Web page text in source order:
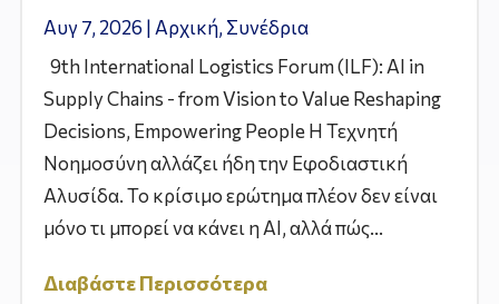
Αυγ 7, 2026 | Αρχική, Συνέδρια
9th International Logistics Forum (ILF): AI in
Supply Chains - from Vision to Value Reshaping
Decisions, Empowering People Η Τεχνητή
Νοημοσύνη αλλάζει ήδη την Εφοδιαστική
Αλυσίδα. Το κρίσιμο ερώτημα πλέον δεν είναι
μόνο τι μπορεί να κάνει η AI, αλλά πώς...
Διαβάστε Περισσότερα